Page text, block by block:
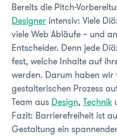
Bereits die Pitch-
Designer intensiv: Viele
viele Web Abläufe – und
Entscheider. Denn jede
fest, welche Inhalte auf
werden. Darum haben
gestalterischen Prozess
Team aus Design, Technik
Fazit: Barrierefreiheit ist
Gestaltung ein